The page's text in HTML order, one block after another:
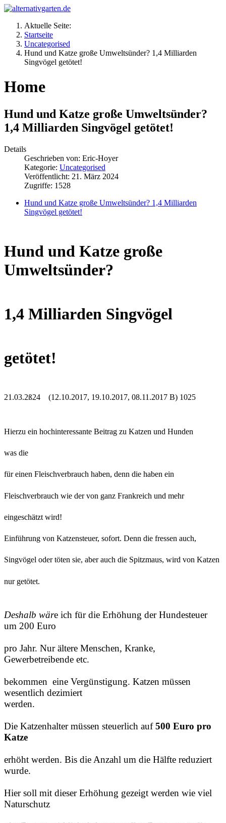
Aktuelle Seite:
Startseite
Uncategorised
Hund und Katze große Umweltsünder? 1,4 Milliarden
Singvögel getötet!
Home
Hund und Katze große Umweltsünder?
1,4 Milliarden Singvögel getötet!
Details
Geschrieben von: Eric-Hoyer
Kategorie: Uncategorised
Veröffentlicht: 21. März 2024
Zugriffe: 1528
Hund und Katze große Umweltsünder? 1,4 Milliarden
Singvögel getötet!
Hund und Katze große
Umweltsünder?
1,4 Milliarden Singvögel
getötet!
21.03.2ß24 (12.10.2017, 19.10.2017, 08.11.2017 B) 1025
Hierzu ein hochinteressante Beitrag zu Katzen und Hunden
was die
für einen Fleischverbrauch haben, denn die haben ein
Fleischverbrauch wie der von ganz Frankreich und mehr
eingeschätzt wird!
Einführung von Katzensteuer, sofort. Denn die fressen auch,
Singvögel oder töten sie, aber auch die Spitzmaus, wird von Katzen
nur getötet.
Deshalb wäre ich für die Erhöhung der Hundesteuer
um 200 Euro
pro Jahr. Nur ältere Menschen, Kranke,
Gewerbetreibende etc.
bekommen eine Vergünstigung. Katzen müssen
wesentlich dezimiert
werden.
Die Katzenhalter müssen steuerlich auf500 Euro pro
Katze
erhöht werden. Bis die Anzahl um die Hälfte reduziert
wurde.
Hier soll mit dieser Erhöhung gezeigt werden wie viel
Naturschutz